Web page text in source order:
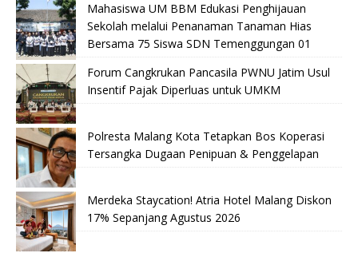
Mahasiswa UM BBM Edukasi Penghijauan
Sekolah melalui Penanaman Tanaman Hias
Bersama 75 Siswa SDN Temenggungan 01
Forum Cangkrukan Pancasila PWNU Jatim Usul
Insentif Pajak Diperluas untuk UMKM
Polresta Malang Kota Tetapkan Bos Koperasi
Tersangka Dugaan Penipuan & Penggelapan
Merdeka Staycation! Atria Hotel Malang Diskon
17% Sepanjang Agustus 2026